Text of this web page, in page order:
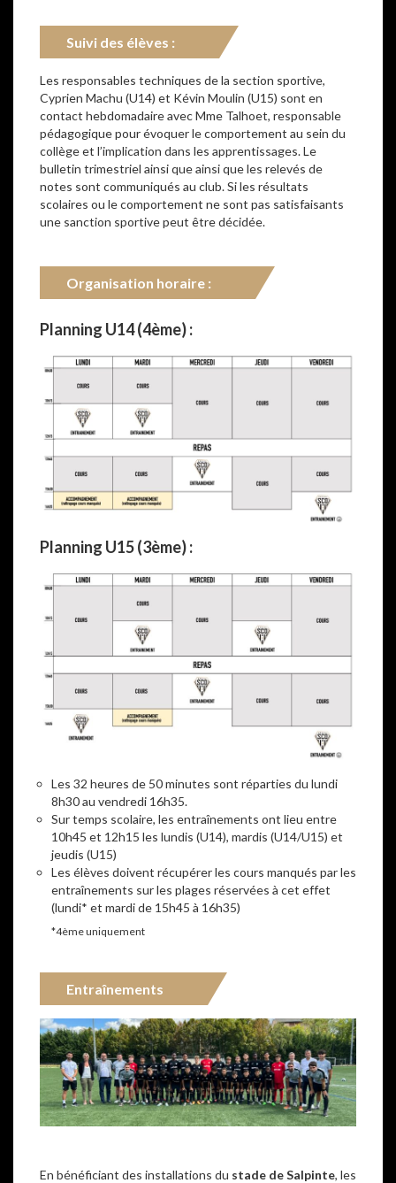
Suivi des élèves :
Les responsables techniques de la section sportive,
Cyprien Machu (U14) et Kévin Moulin (U15) sont en
contact hebdomadaire avec Mme Talhoet, responsable
pédagogique pour évoquer le comportement au sein du
collège et l’implication dans les apprentissages. Le
bulletin trimestriel ainsi que ainsi que les relevés de
notes sont communiqués au club. Si les résultats
scolaires ou le comportement ne sont pas satisfaisants
une sanction sportive peut être décidée.
Organisation horaire :
Planning U14 (4ème) :
Planning U15 (3ème) :
Les 32 heures de 50 minutes sont réparties du lundi
8h30 au vendredi 16h35.
Sur temps scolaire, les entraînements ont lieu entre
10h45 et 12h15 les lundis (U14), mardis (U14/U15) et
jeudis (U15)
Les élèves doivent récupérer les cours manqués par les
entraînements sur les plages réservées à cet effet
(lundi* et mardi de 15h45 à 16h35)
*4ème uniquement
Entraînements
En bénéficiant des installations du stade de Salpinte, les